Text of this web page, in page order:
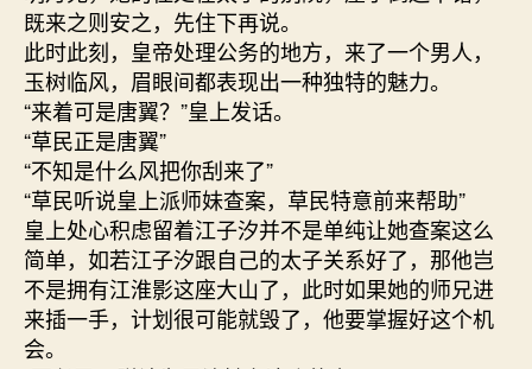
既来之则安之，先住下再说。
此时此刻，皇帝处理公务的地方，来了一个男人，
玉树临风，眉眼间都表现出一种独特的魅力。
“来着可是唐翼？”皇上发话。
“草民正是唐翼”
“不知是什么风把你刮来了”
“草民听说皇上派师妹查案，草民特意前来帮助”
皇上处心积虑留着江子汐并不是单纯让她查案这么
简单，如若江子汐跟自己的太子关系好了，那他岂
不是拥有江淮影这座大山了，此时如果她的师兄进
来插一手，计划很可能就毁了，他要掌握好这个机
会。